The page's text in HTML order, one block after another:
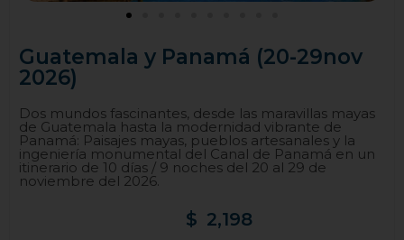
Guatemala y Panamá (20-29nov
2026)
Dos mundos fascinantes, desde las maravillas mayas
de Guatemala hasta la modernidad vibrante de
Panamá: Paisajes mayas, pueblos artesanales y la
ingeniería monumental del Canal de Panamá en un
itinerario de 10 días / 9 noches del 20 al 29 de
noviembre del 2026.
$ 2,198